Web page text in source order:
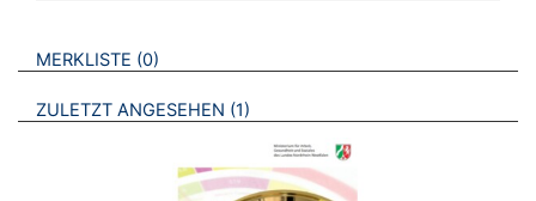
VERWEISE AUF VERMERKTE- ODER ZULETZT ANGESEHENE
MERKLISTE 0 BROSCHÜREN
ZULETZT ANGESEHEN 1 BROSCHÜREN